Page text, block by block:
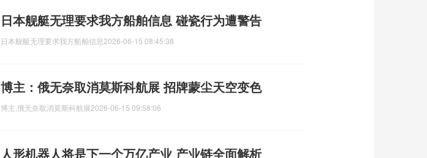
日本舰艇无理要求我方船舶信息 碰瓷行为遭警告
日本舰艇无理要求我方船舶信息2026-06-15 08:45:38
博主：俄无奈取消莫斯科航展 招牌蒙尘天空变色
博主,俄无奈取消莫斯科航展2026-06-15 09:58:06
人形机器人将是下一个万亿产业 产业链全面解析